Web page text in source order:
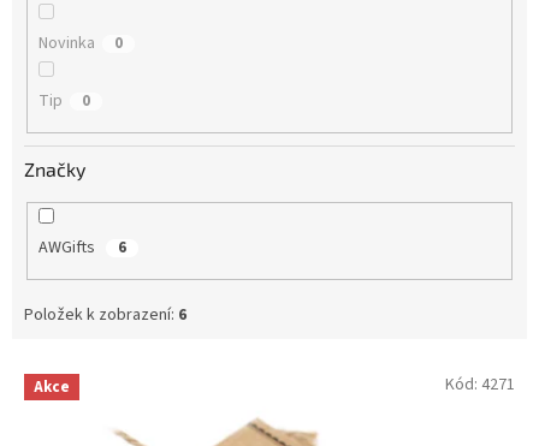
Novinka 0
Tip 0
Značky
AWGifts 6
Položek k zobrazení: 6
V Akce Kód: 4271